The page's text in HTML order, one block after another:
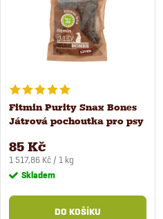
Fitmin Purity Snax Bones
Játrová pochoutka pro psy
85 Kč
Měrná
cena:
1 517,86 Kč / 1 kg
Skladem
DO KOŠÍKU